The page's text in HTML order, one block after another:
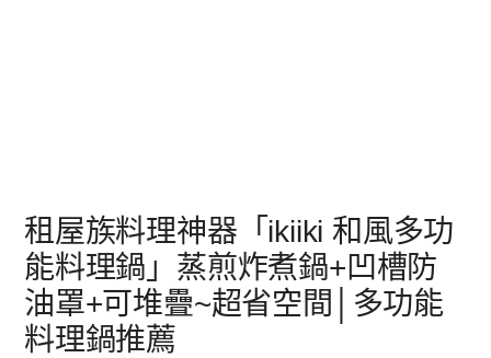
租屋族料理神器「ikiiki 和風多功
能料理鍋」蒸煎炸煮鍋+凹槽防
油罩+可堆疊~超省空間│多功能
料理鍋推薦